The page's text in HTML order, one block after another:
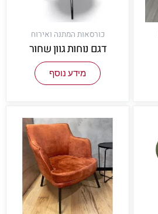
כורסאות המתנה ואירוח
דגם נוחות גוון שחור
מידע נוסף